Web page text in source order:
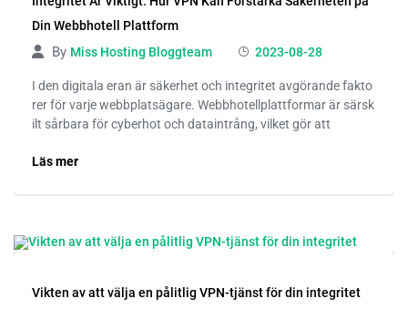
Din Webbhotell Plattform
By Miss Hosting Bloggteam 2023-08-28
I den digitala eran är säkerhet och integritet avgörande fakto
rer för varje webbplatsägare. Webbhotellplattformar är särsk
ilt sårbara för cyberhot och dataintrång, vilket gör att
Läs mer
Vikten av att välja en pålitlig VPN-tjänst för din integritet